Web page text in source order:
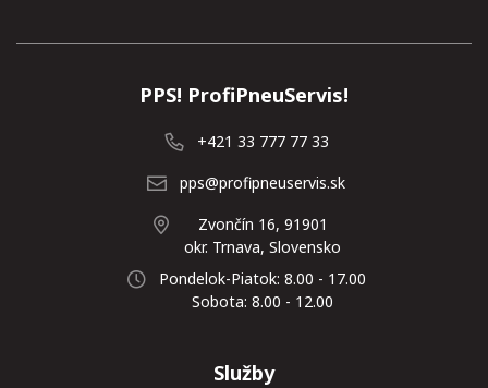
PPS! ProfiPneuServis!
+421 33 777 77 33
pps@profipneuservis.sk
Zvončín 16, 91901
okr. Trnava, Slovensko
Pondelok-Piatok: 8.00 - 17.00
Sobota: 8.00 - 12.00
Služby